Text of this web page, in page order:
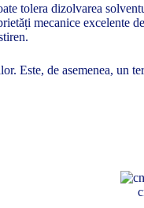
tolera dizolvarea
mecanice excelente
Este, de asemenea, un